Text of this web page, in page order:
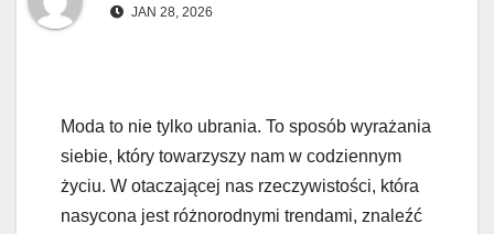
JAN 28, 2026
Moda to nie tylko ubrania. To sposób wyrażania
siebie, który towarzyszy nam w codziennym
życiu. W otaczającej nas rzeczywistości, która
nasycona jest różnorodnymi trendami, znaleźć